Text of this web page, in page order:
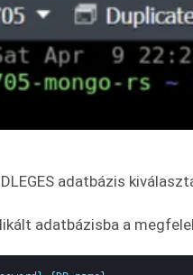
adatbázis
adatbázisba a